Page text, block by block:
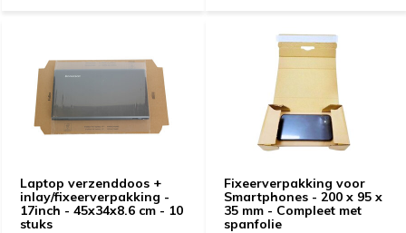
Laptop verzenddoos +
inlay/fixeerverpakking -
17inch - 45x34x8.6 cm - 10
stuks
Fixeerverpakking voor
Smartphones - 200 x 95 x
35 mm - Compleet met
spanfolie